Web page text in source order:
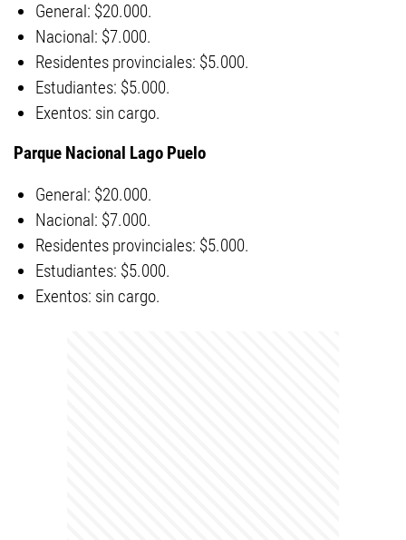
General: $20.000.
Nacional: $7.000.
Residentes provinciales: $5.000.
Estudiantes: $5.000.
Exentos: sin cargo.
Parque Nacional Lago Puelo
General: $20.000.
Nacional: $7.000.
Residentes provinciales: $5.000.
Estudiantes: $5.000.
Exentos: sin cargo.